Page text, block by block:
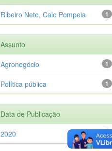
1
Ribeiro Neto, Caio Pompeia
Assunto
1
Agronegócio
1
Política pública
Data de Publicação
1
2020